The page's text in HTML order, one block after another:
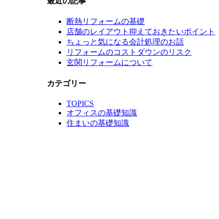
断熱リフォームの基礎
店舗のレイアウト抑えておきたいポイント
ちょっと気になる会計処理のお話
リフォームのコストダウンのリスク
玄関リフォームについて
カテゴリー
TOPICS
オフィスの基礎知識
住まいの基礎知識